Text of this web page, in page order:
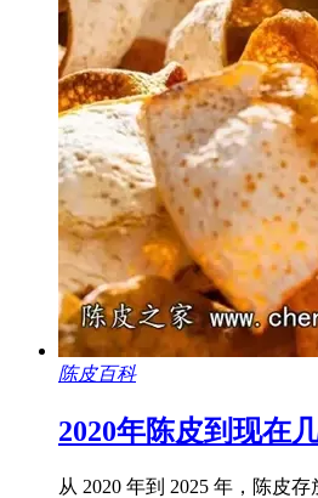
陈皮百科
2020年陈皮到现在
从 2020 年到 2025 年，陈皮